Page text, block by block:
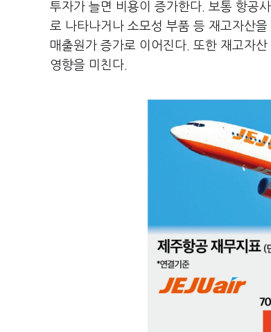
투자가 늘면 비용이 증가한다. 보통 항공
로 나타나거나 소모성 부품 등 재고자산
매출원가 증가로 이어진다. 또한 재고자
영향을 미친다.